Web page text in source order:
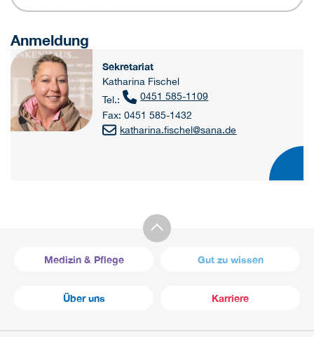
Anmeldung
Sekretariat
Katharina Fischel
Tel.:
0451 585-1109
Fax: 0451 585-1432
katharina.fischel@sana.de
Medizin & Pflege Gut zu wissen
Über uns Karriere